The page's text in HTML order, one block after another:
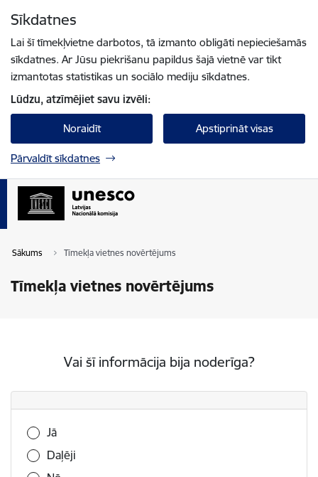
Sīkdatnes
Lai šī tīmekļvietne darbotos, tā izmanto obligāti nepieciešamās
sīkdatnes. Ar Jūsu piekrišanu papildus šajā vietnē var tikt
izmantotas statistikas un sociālo mediju sīkdatnes.
Lūdzu, atzīmējiet savu izvēli:
Noraidīt Apstiprināt visas
Pārvaldīt sīkdatnes
Sākums Tīmekļa vietnes novērtējums
Tīmekļa vietnes novērtējums
Vai šī informācija bija noderīga?
Vai šī informācija bija noderīga?
Jā
Daļēji